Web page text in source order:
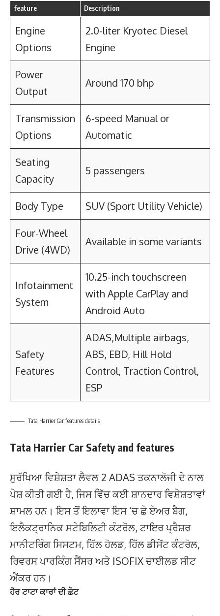
feature Description
Engine
Options
2.0-liter Kryotec Diesel
Engine
Power
Output
Around 170 bhp
Transmission
Options
6-speed Manual or
Automatic
Seating
Capacity
5 passengers
Body Type SUV (Sport Utility Vehicle)
Four-Wheel
Drive (4WD)
Available in some variants
Infotainment
System
10.25-inch touchscreen
with Apple CarPlay and
Android Auto
Safety
Features
ADAS,Multiple airbags,
ABS, EBD, Hill Hold
Control, Traction Control,
ESP
Tata Harrier Car features details
Tata Harrier Car Safety and features
ਸੁਰੱਖਿਆ ਵਿਸ਼ੇਸ਼ਤਾ ਲੈਵਲ 2 ADAS ਤਕਨਾਲੋਜੀ ਦੇ ਨਾਲ
ਪੇਸ਼ ਕੀਤੀ ਗਈ ਹੈ, ਜਿਸ ਵਿੱਚ ਕਈ ਸ਼ਾਨਦਾਰ ਵਿਸ਼ੇਸ਼ਤਾਵਾਂ
ਸ਼ਾਮਲ ਹਨ। ਇਸ ਤੋਂ ਇਲਾਵਾ ਇਸ ‘ਚ ਛੇ ਏਅਰ ਬੈਗ,
ਇਲੈਕਟ੍ਰਾਨਿਕ ਸਟੇਬਿਲਿਟੀ ਕੰਟਰੋਲ, ਟਾਇਰ ਪ੍ਰੈਸ਼ਰ
ਮਾਨੀਟਰਿੰਗ ਸਿਸਟਮ, ਹਿੱਲ ਹੋਲਡ, ਹਿੱਲ ਡੀਸੇਂਟ ਕੰਟਰੋਲ,
ਰਿਵਰਸ ਪਾਰਕਿੰਗ ਸੈਂਸਰ ਅਤੇ ISOFIX ਚਾਈਲਡ ਸੀਟ
ਐਂਕਰ ਹਨ।
ਹੋਰ ਟਾਟਾ ਕਾਰਾਂ ਦੀ ਛੋਟ